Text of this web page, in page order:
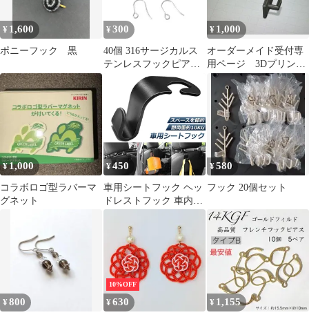
ンバイザー 収納 止め
引っかけ 引っ掛け カー
ド カードホルダー 車内
¥ 1,600
ポニーフック 黒
¥ 300
40個 316サージカルス
テンレスフックピアス
シルバー
¥ 1,000
オーダーメイド受付専
用ページ 3Dプリント
品 フック （説明文
必読！）
¥1,000
コラボロゴ型ラバーマ
グネット
¥450
車用シートフック ヘッ
ドレストフック 車内収
納 取り外し不要 荷物掛
け 耐荷重10kg 車内収納
フック 車用フック 荷崩
れ防止 取り外し不要 簡
単取付
¥580
フック 20個セット
¥800
10%OFF
¥630 ¥ 1,155